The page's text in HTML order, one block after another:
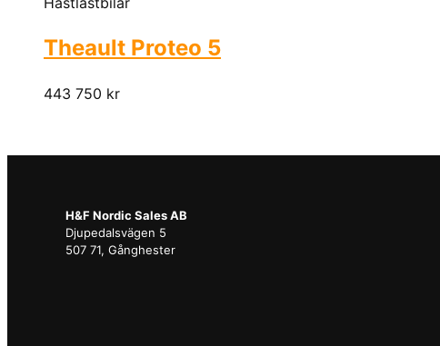
Theault Proteo 5
443 750 kr
H&F Nordic Sales AB
Djupedalsvägen 5
507 71, Gånghester